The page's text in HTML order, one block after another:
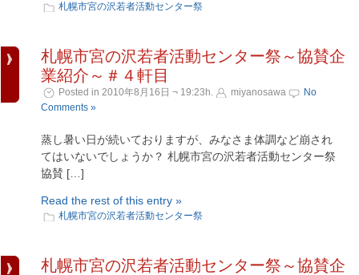
札幌市宮の沢若者活動センター祭
札幌市宮の沢若者活動センター祭～協賛企
業紹介～＃４軒目
Posted in 2010年8月16日 ¬ 19:23h. miyanosawa
No
Comments »
蒸し暑い日が続いておりますが、みなさま体調など崩され
てはいないでしょうか？ 札幌市宮の沢若者活動センター祭
協賛 […]
Read the rest of this entry »
札幌市宮の沢若者活動センター祭
札幌市宮の沢若者活動センター祭～協賛企